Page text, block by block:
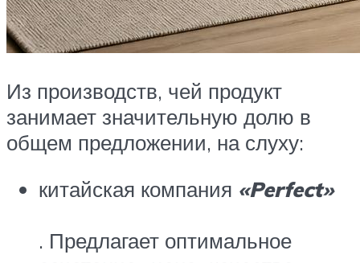
Из производств, чей продукт
занимает значительную долю в
общем предложении, на слуху:
китайская компания «Perfect»
. Предлагает оптимальное